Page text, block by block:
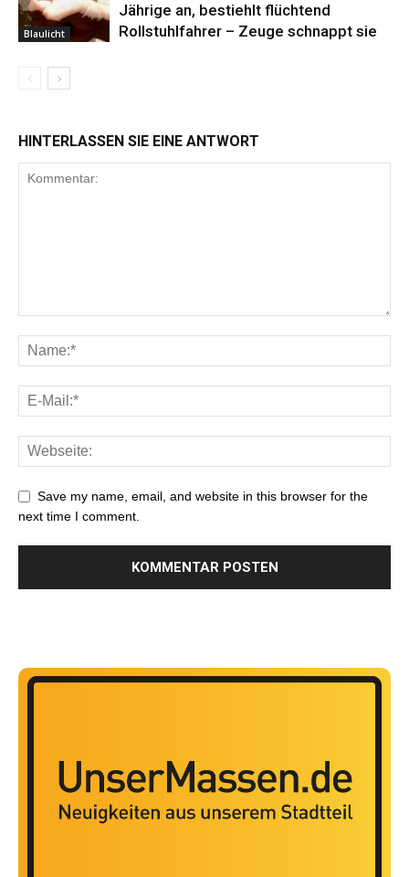
Blaulicht
Jährige an, bestiehlt flüchtend
Rollstuhlfahrer – Zeuge schnappt sie
HINTERLASSEN SIE EINE ANTWORT
Save my name, email, and website in this browser for the
next time I comment.